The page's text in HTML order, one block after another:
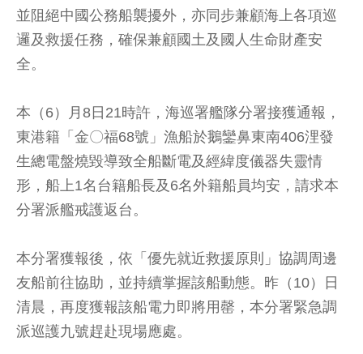
並阻絕中國公務船襲擾外，亦同步兼顧海上各項巡
邏及救援任務，確保兼顧國土及國人生命財產安
全。
本（6）月8日21時許，海巡署艦隊分署接獲通報，
東港籍「金〇福68號」漁船於鵝鑾鼻東南406浬發
生總電盤燒毀導致全船斷電及經緯度儀器失靈情
形，船上1名台籍船長及6名外籍船員均安，請求本
分署派艦戒護返台。
本分署獲報後，依「優先就近救援原則」協調周邊
友船前往協助，並持續掌握該船動態。昨（10）日
清晨，再度獲報該船電力即將用罄，本分署緊急調
派巡護九號趕赴現場應處。